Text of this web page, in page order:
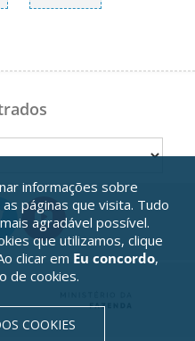
informações sobre
páginas que visita. Tudo
agradável possível.
que utilizamos, clique
clicar em Eu concordo,
de cookies.
COOKIES